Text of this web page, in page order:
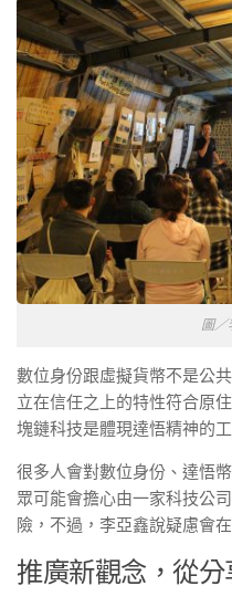
圖／
數位身份跟虛擬貨幣不是公
立在信任之上的特性符合原
塊鏈科技是體現達悟精神的
很多人會對數位身份、達悟
眾可能會擔心由一家科技公
險，不過，李亞鑫說疑慮會
推廣新觀念，從